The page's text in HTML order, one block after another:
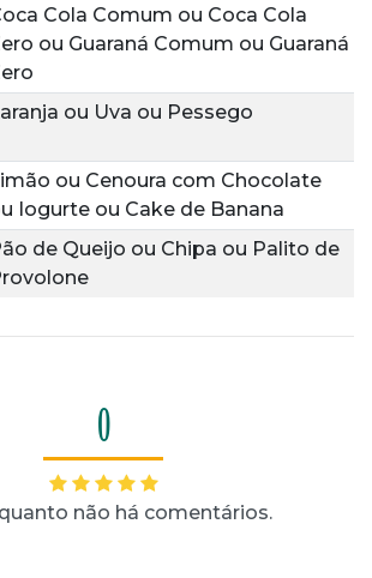
Cola Comum ou Coca Cola
ou Guaraná Comum ou Guaraná
ou Uva ou Pessego
ou Cenoura com Chocolate
Iogurte ou Cake de Banana
de Queijo ou Chipa ou Palito de
0
não há comentários.